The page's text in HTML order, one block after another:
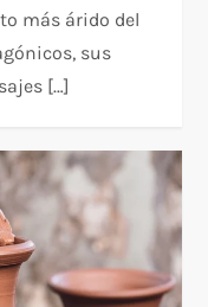
más árido del
sus
[…]